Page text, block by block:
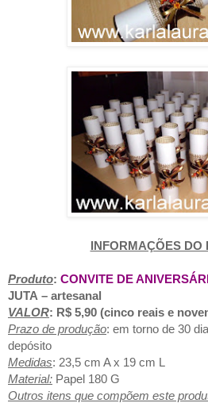
INFORMAÇÕES DO
Produto: CONVITE DE
JUTA – artesanal
VALOR: R$ 5,90 (cinco reais e
Prazo de produção: em torno de 30
depósito
Medidas: 23,5 cm A x 19 cm L
Material: Papel 180 G
Outros itens que compõem este